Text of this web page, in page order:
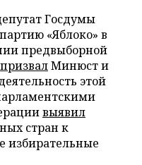
Госдумы
партию «Яблоко» в
предвыборной
призвалМинюст и
этой
выявил
стран к
избирательные